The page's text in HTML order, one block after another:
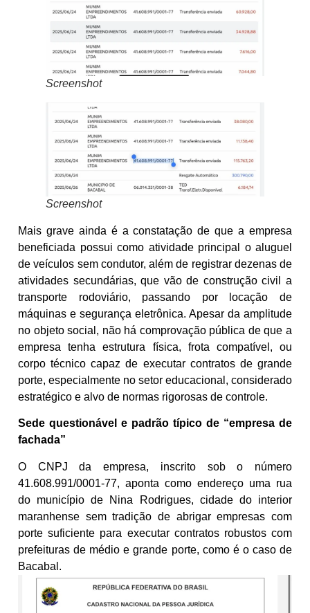
Screenshot
Screenshot
Mais grave ainda é a constatação de que a empresa
beneficiada possui como atividade principal o aluguel
de veículos sem condutor, além de registrar dezenas de
atividades secundárias, que vão de construção civil a
transporte rodoviário, passando por locação de
máquinas e segurança eletrônica. Apesar da amplitude
no objeto social, não há comprovação pública de que a
empresa tenha estrutura física, frota compatível, ou
corpo técnico capaz de executar contratos de grande
porte, especialmente no setor educacional, considerado
estratégico e alvo de normas rigorosas de controle.
Sede questionável e padrão típico de “empresa de
fachada”
O CNPJ da empresa, inscrito sob o número
41.608.991/0001-77, aponta como endereço uma rua
do município de Nina Rodrigues, cidade do interior
maranhense sem tradição de abrigar empresas com
porte suficiente para executar contratos robustos com
prefeituras de médio e grande porte, como é o caso de
Bacabal.